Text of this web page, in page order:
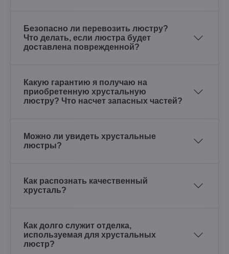
Безопасно ли перевозить люстру?
Что делать, если люстра будет
доставлена поврежденной?
Какую гарантию я получаю на
приобретенную хрустальную
люстру? Что насчет запасных частей?
Можно ли увидеть хрустальные
люстры?
Как распознать качественный
хрусталь?
Как долго служит отделка,
используемая для хрустальных
люстр?